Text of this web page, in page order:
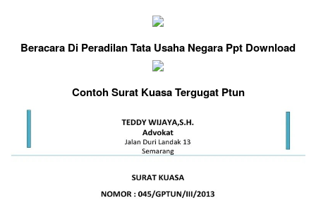
Beracara Di Peradilan Tata Usaha Negara Ppt Download
Contoh Surat Kuasa Tergugat Ptun